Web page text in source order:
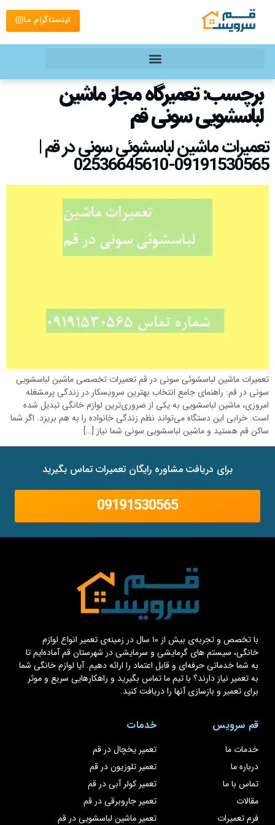
اینستاگرام ما
برچسب:تعمیرگاه مجاز ماشین
لباسشویی سونی قم
تعمیرات ماشین لباسشوئی سونی در قم |
09191530565-02536645610
تعمیرات ماشین لباسشوئی سونی در قم تعمیرات تخصصی ماشین لباسشویی
سونی در قم: راهنمای جامع انتخاب بهترین سرویسکار در زندگی پرمشغله
امروزی، ماشین لباسشویی به یکی از ضروری‌ترین لوازم خانگی تبدیل شده
است. خرابی این دستگاه می‌تواند نظم زندگی خانواده را به هم بریزد. اگر شما
ساکن قم هستید و ماشین لباسشویی سونی شما نیاز […]
برای دریافت مشاوره رایگان تعمیرات تماس بگیرید
09191530565
با تخصص و تجربه‌ی بیش از ۱۰ سال در زمینه‌ی تعمیر انواع لوازم
خانگی، سیستم های گرمایشی و سرمایشی در شهرستان قم آماده‌ایم تا
به شما خدماتی حرفه‌ای و قابل اعتماد را ارائه دهیم. آیا لوازم خانگی شما
به تعمیر نیاز دارند؟ با تیم ما تماس بگیرید و راهکارهایی سریع و موثر
برای تعمیر و بازسازی آنها را دریافت کنید.
قم سرویس
خدمات ما
درباره ما
تماس با ما
مقالات
فرم تعمیرات
خدمات
تعمیر یخچال در قم
تعمیر تلوزیون در قم
تعمیر کولر آبی در قم
تعمیر جاروبرقی در قم
تعمیر ماشین لباسشویی در قم